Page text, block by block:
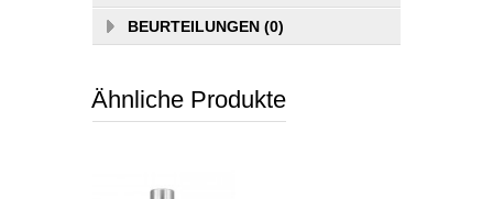
BEURTEILUNGEN (0)
Ähnliche Produkte